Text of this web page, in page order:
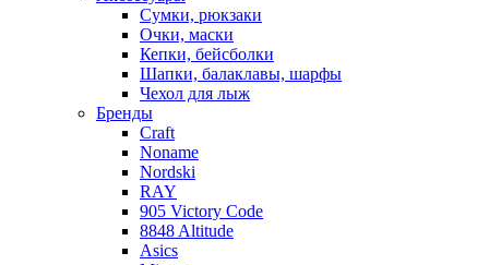
Сумки, рюкзаки
Очки, маски
Кепки, бейсболки
Шапки, балаклавы, шарфы
Чехол для лыж
Бренды
Craft
Noname
Nordski
RAY
905 Victory Code
8848 Altitude
Asics